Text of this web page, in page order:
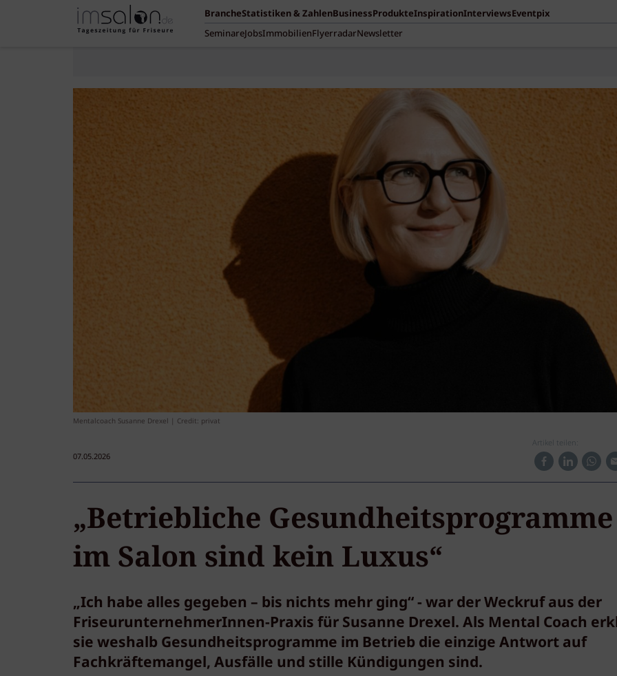
BrancheStatistiken & ZahlenBusinessProdukteInspirationInterviewsEventpix
SeminareJobsImmobilienFlyerradarNewsletter
Mentalcoach Susanne Drexel | Credit: privat
07.05.2026
Artikel teilen:
„Betriebliche Gesundheitsprogramme
im Salon sind kein Luxus“
„Ich habe alles gegeben – bis nichts mehr ging“ - war der Weckruf aus der
FriseurunternehmerInnen-Praxis für Susanne Drexel. Als Mental Coach
sie weshalb Gesundheitsprogramme im Betrieb die einzige Antwort auf
Fachkräftemangel, Ausfälle und stille Kündigungen sind.